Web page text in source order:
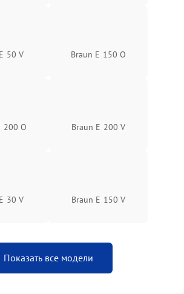
50 V Braun E 150 O
200 O Braun E 200 V
30 V Braun E 150 V
Показать все модели